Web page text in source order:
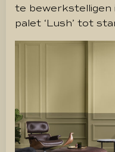
te bewerkstelligen
palet ‘Lush’ tot